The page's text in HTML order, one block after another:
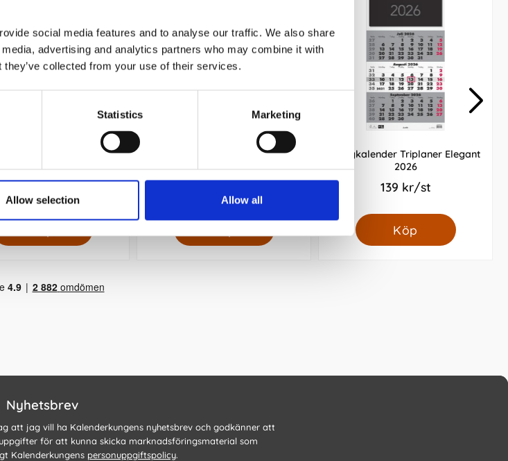
social media features and to analyse our traffic. We also share
advertising and analytics partners who may combine it with
collected from your use of their services.
Statistics Marketing
Allow selection Allow all
svart konstläder
2026
109 kr/st
Lilla Naturalmanackan 2026
Väggkalender Triplaner Elegant
2026
139 kr/st
Köp
Nyhetsbrev
att jag vill ha Kalenderkungens nyhetsbrev och godkänner att
för att kunna skicka marknadsföringsmaterial som
Kalenderkungens personuppgiftspolicy.